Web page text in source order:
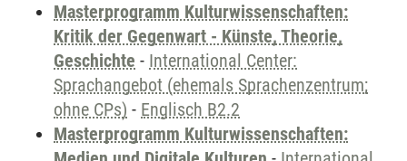
Masterprogramm Kulturwissenschaften:
Kritik der Gegenwart - Künste, Theorie,
Geschichte - International Center:
Sprachangebot (ehemals Sprachenzentrum;
ohne CPs) - Englisch B2.2
Masterprogramm Kulturwissenschaften: